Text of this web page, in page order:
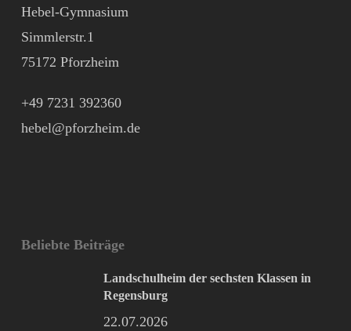
Hebel-Gymnasium
Simmlerstr.1
75172 Pforzheim
+49 7231 392360
hebel@pforzheim.de
Beliebte Beiträge
Landschulheim der sechsten Klassen in
Regensburg
22.07.2026